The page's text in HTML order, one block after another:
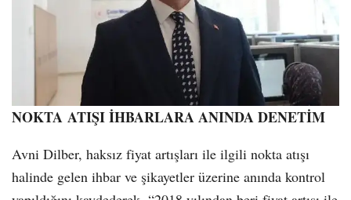
NOKTA ATIŞI İHBARLARA ANINDA DENETİM
Avni Dilber, haksız fiyat artışları ile ilgili nokta atışı
halinde gelen ihbar ve şikayetler üzerine anında kontrol